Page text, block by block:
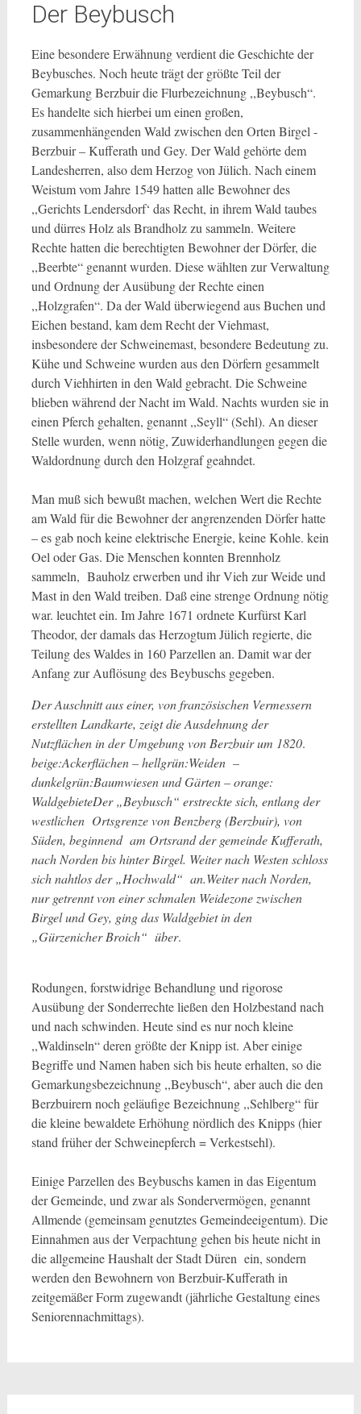
Der Beybusch
Eine besondere Erwähnung verdient die Geschichte der
Beybusches. Noch heute trägt der größte Teil der
Gemarkung Berzbuir die Flurbezeichnung ,,Beybusch“.
Es handelte sich hierbei um einen großen,
zusammenhängenden Wald zwischen den Orten Birgel -
Berzbuir – Kufferath und Gey. Der Wald gehörte dem
Landesherren, also dem Herzog von Jülich. Nach einem
Weistum vom Jahre 1549 hatten alle Bewohner des
,,Gerichts Lendersdorf‘ das Recht, in ihrem Wald taubes
und dürres Holz als Brandholz zu sammeln. Weitere
Rechte hatten die berechtigten Bewohner der Dörfer, die
,,Beerbte“ genannt wurden. Diese wählten zur Verwaltung
und Ordnung der Ausübung der Rechte einen
,,Holzgrafen“. Da der Wald überwiegend aus Buchen und
Eichen bestand, kam dem Recht der Viehmast,
insbesondere der Schweinemast, besondere Bedeutung zu.
Kühe und Schweine wurden aus den Dörfern gesammelt
durch Viehhirten in den Wald gebracht. Die Schweine
blieben während der Nacht im Wald. Nachts wurden sie in
einen Pferch gehalten, genannt ,,Seyll“ (Sehl). An dieser
Stelle wurden, wenn nötig, Zuwiderhandlungen gegen die
Waldordnung durch den Holzgraf geahndet.
Man muß sich bewußt machen, welchen Wert die Rechte
am Wald für die Bewohner der angrenzenden Dörfer hatte
– es gab noch keine elektrische Energie, keine Kohle. kein
Oel oder Gas. Die Menschen konnten Brennholz
sammeln, Bauholz erwerben und ihr Vieh zur Weide und
Mast in den Wald treiben. Daß eine strenge Ordnung nötig
war. leuchtet ein. Im Jahre 1671 ordnete Kurfürst Karl
Theodor, der damals das Herzogtum Jülich regierte, die
Teilung des Waldes in 160 Parzellen an. Damit war der
Anfang zur Auflösung des Beybuschs gegeben.
Der Auschnitt aus einer, von französischen Vermessern
erstellten Landkarte, zeigt die Ausdehnung der
Nutzflächen in der Umgebung von Berzbuir um 1820.
beige:Ackerflächen – hellgrün:Weiden –
dunkelgrün:Baumwiesen und Gärten – orange:
WaldgebieteDer „Beybusch“ erstreckte sich, entlang der
westlichen Ortsgrenze von Benzberg (Berzbuir), von
Süden, beginnend am Ortsrand der gemeinde Kufferath,
nach Norden bis hinter Birgel. Weiter nach Westen schloss
sich nahtlos der „Hochwald“ an.Weiter nach Norden,
nur getrennt von einer schmalen Weidezone zwischen
Birgel und Gey, ging das Waldgebiet in den
„Gürzenicher Broich“ über.
Rodungen, forstwidrige Behandlung und rigorose
Ausübung der Sonderrechte ließen den Holzbestand nach
und nach schwinden. Heute sind es nur noch kleine
,,Waldinseln“ deren größte der Knipp ist. Aber einige
Begriffe und Namen haben sich bis heute erhalten, so die
Gemarkungsbezeichnung ,,Beybusch“, aber auch die den
Berzbuirern noch geläufige Bezeichnung ,,Sehlberg“ für
die kleine bewaldete Erhöhung nördlich des Knipps (hier
stand früher der Schweinepferch = Verkestsehl).
Einige Parzellen des Beybuschs kamen in das Eigentum
der Gemeinde, und zwar als Sondervermögen, genannt
Allmende (gemeinsam genutztes Gemeindeeigentum). Die
Einnahmen aus der Verpachtung gehen bis heute nicht in
die allgemeine Haushalt der Stadt Düren ein, sondern
werden den Bewohnern von Berzbuir-Kufferath in
zeitgemäßer Form zugewandt (jährliche Gestaltung eines
Seniorennachmittags).